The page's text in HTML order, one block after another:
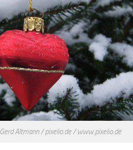
Gerd Altmann / pixelio.de / www.pixelio.de